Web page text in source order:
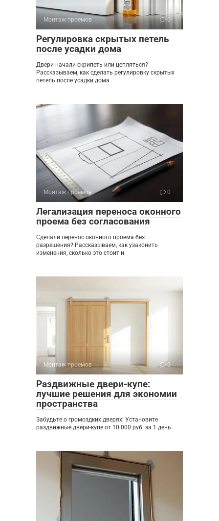
Монтаж проемов 0
Регулировка скрытых петель
после усадки дома
Двери начали скрипеть или цепляться?
Рассказываем, как сделать регулировку скрытых
петель после усадки дома
Монтаж проемов 0
Легализация переноса оконного
проема без согласования
Сделали перенос оконного проема без
разрешения? Рассказываем, как узаконить
изменения, сколько это стоит и
Монтаж проемов 0
Раздвижные двери-купе:
лучшие решения для экономии
пространства
Забудьте о громоздких дверях! Установите
раздвижные двери-купе от 10 000 руб. за 1 день